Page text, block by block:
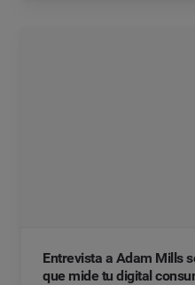
Entrevista a Adam Mills
que mide tu digital